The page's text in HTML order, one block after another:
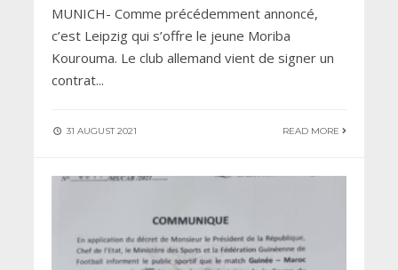
MUNICH- Comme précédemment annoncé,
c’est Leipzig qui s’offre le jeune Moriba
Kourouma. Le club allemand vient de signer un
contrat...
31 AUGUST 2021 READ MORE